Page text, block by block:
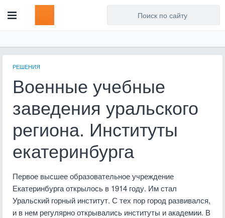
РЕШЕНИЯ
Военные учебные
заведения уральского
региона. Институты
екатеринбурга
Первое высшее образовательное учреждение
Екатеринбурга открылось в 1914 году. Им стал
Уральский горный институт. С тех пор город развивался,
и в нем регулярно открывались институты и академии. В
Для любых предложений по
сайту: artist71@cp9.ru